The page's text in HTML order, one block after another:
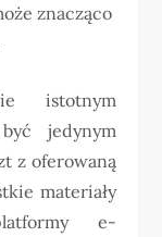
znacząco
istotnym
jedynym
z oferowaną
materiały
e-